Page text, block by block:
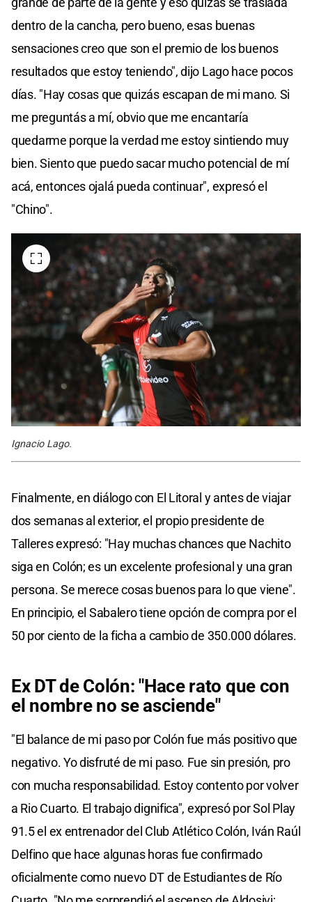
dentro de la cancha, pero bueno, esas buenas
sensaciones creo que son el premio de los buenos
resultados que estoy teniendo", dijo Lago hace pocos
días. "Hay cosas que quizás escapan de mi mano. Si
me preguntás a mí, obvio que me encantaría
quedarme porque la verdad me estoy sintiendo muy
bien. Siento que puedo sacar mucho potencial de mí
acá, entonces ojalá pueda continuar", expresó el
"Chino".
Ignacio Lago.
Finalmente, en diálogo con El Litoral y antes de viajar
dos semanas al exterior, el propio presidente de
Talleres expresó: "Hay muchas chances que Nachito
siga en Colón; es un excelente profesional y una gran
persona. Se merece cosas buenos para lo que viene".
En principio, el Sabalero tiene opción de compra por el
50 por ciento de la ficha a cambio de 350.000 dólares.
Ex DT de Colón: "Hace rato que con
el nombre no se asciende"
"El balance de mi paso por Colón fue más positivo que
negativo. Yo disfruté de mi paso. Fue sin presión, pro
con mucha responsabilidad. Estoy contento por volver
a Rio Cuarto. El trabajo dignifica", expresó por Sol Play
91.5 el ex entrenador del Club Atlético Colón, Iván Raúl
Delfino que hace algunas horas fue confirmado
oficialmente como nuevo DT de Estudiantes de Río